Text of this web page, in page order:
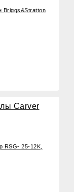
Briggs&Stratton
RSG- 25-12K,